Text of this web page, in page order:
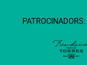
PATROCINADORS: